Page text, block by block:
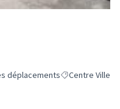
les résultats de la catégorie :
déplacementsFiltrer les
Centre Ville